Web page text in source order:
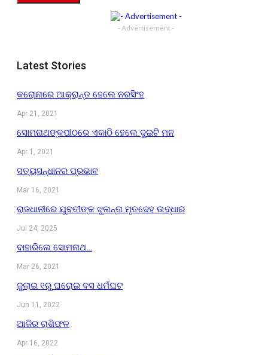
- Advertisement -
Latest Stories
କରୋନାରେ ଆକ୍ରାନ୍ତ ହେଲେ ନରସିଂହ
Apr 21, 2021
ସୋମନାଥଙ୍କପୀଠରେ ଏକାଠି ହେଲେ ଦୁଇଟି ମନ
Apr 1, 2021
ସତ୍ୟସନ୍ଧାନର ପ୍ରଭାବ
Mar 16, 2021
ରାଜଧାନୀରେ ଯୁବତୀଙ୍କ ଝୁଲନ୍ତା ମୃତଦେହ ଉଦ୍ଧାର
Jul 24, 2025
ବାହାରିଲେ ସୋମନାଥ…
Mar 26, 2021
ଜୁଲାଇ ୧ରୁ ଘରୋଇ ବସ ଧର୍ମଘଟ
Jun 11, 2022
ଆଜିର ରାଶିଫଳ
Apr 16, 2022